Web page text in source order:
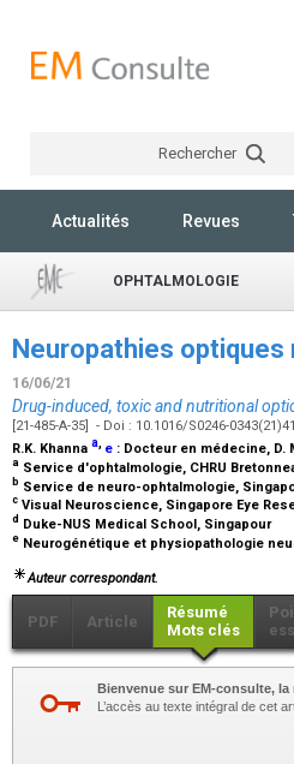
Rechercher
Actualités Revues
OPHTALMOLOGIE
Neuropathies
16/06/21
Drug-induced, toxic and nutritional
[21-485-A-35] - Doi : 10.1016/S0246-
R.K. Khanna a, e : Docteur en médecine, D.
a Service d'ophtalmologie, CHRU
b Service de neuro-ophtalmologie,
c Visual Neuroscience, Singapore Eye
d Duke-NUS Medical School, Singapour
e Neurogénétique et physiopathologie
Auteur correspondant.
PDF Article
Résumé
Mots clés
Bienvenue sur EM-consulte,
L’accès au texte intégral de cet